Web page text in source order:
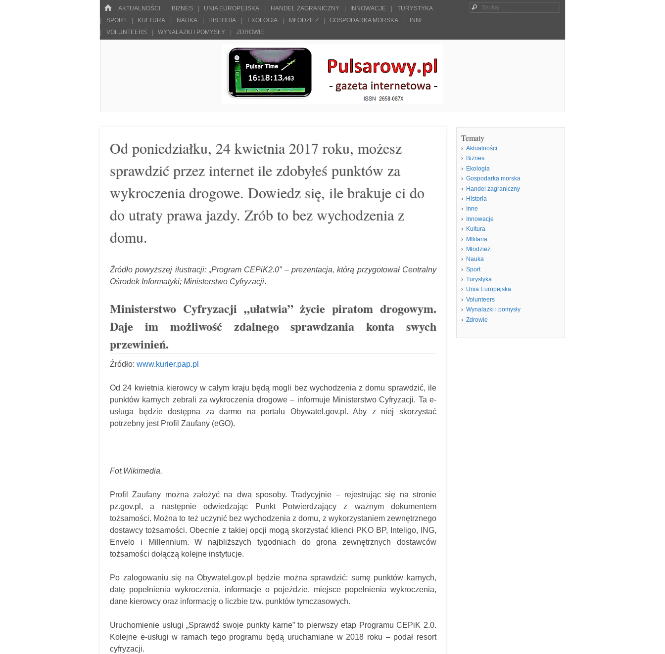
HOME
Menu
SKOCZ DO TREŚCI
AKTUALNOŚCI BIZNES UNIA EUROPEJSKA HANDEL ZAGRANICZNY INNOWACJE
TURYSTYKA
SPORT
KULTURA NAUKA HISTORIA EKOLOGIA MŁODZIEŻ GOSPODARKA MORSKA
INNE
VOLUNTEERS
WYNALAZKI I POMYSŁY ZDROWIE
Szukaj
Od poniedziałku, 24 kwietnia 2017 roku, możesz
sprawdzić przez internet ile zdobyłeś punktów za
wykroczenia drogowe. Dowiedz się, ile brakuje ci do
do utraty prawa jazdy. Zrób to bez wychodzenia z
domu.
Źródło powyższej ilustracji: „Program CEPiK2.0” – prezentacja, którą przygotował Centralny
Ośrodek Informatyki; Ministerstwo Cyfryzacji.
Ministerstwo Cyfryzacji „ułatwia” życie piratom drogowym.
Daje im możliwość zdalnego sprawdzania konta swych
przewinień.
Źródło: www.kurier.pap.pl
Od 24 kwietnia kierowcy w całym kraju będą mogli bez wychodzenia z domu sprawdzić, ile
punktów karnych zebrali za wykroczenia drogowe – informuje Ministerstwo Cyfryzacji. Ta e-
usługa będzie dostępna za darmo na portalu Obywatel.gov.pl. Aby z niej skorzystać
potrzebny jest Profil Zaufany (eGO).
Fot.Wikimedia.
Profil Zaufany można założyć na dwa sposoby. Tradycyjnie – rejestrując się na stronie
pz.gov.pl, a następnie odwiedzając Punkt Potwierdzający z ważnym dokumentem
tożsamości. Można to też uczynić bez wychodzenia z domu, z wykorzystaniem zewnętrznego
dostawcy tożsamości. Obecnie z takiej opcji mogą skorzystać klienci PKO BP, Inteligo, ING,
Envelo i Millennium. W najbliższych tygodniach do grona zewnętrznych dostawców
tożsamości dołączą kolejne instytucje.
Po zalogowaniu się na Obywatel.gov.pl będzie można sprawdzić: sumę punktów karnych,
datę popełnienia wykroczenia, informacje o pojeździe, miejsce popełnienia wykroczenia,
dane kierowcy oraz informację o liczbie tzw. punktów tymczasowych.
Uruchomienie usługi „Sprawdź swoje punkty karne” to pierwszy etap Programu CEPiK 2.0.
Kolejne e-usługi w ramach tego programu będą uruchamiane w 2018 roku – podał resort
cyfryzacji.
Tematy
Aktualności
Biznes
Ekologia
Gospodarka morska
Handel zagraniczny
Historia
Inne
Innowacje
Kultura
MIlitaria
Młodzież
Nauka
Sport
Turystyka
Unia Europejska
Volunteers
Wynalazki i pomysły
Zdrowie